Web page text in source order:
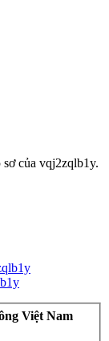
của vqj2zqlb1y.
Việt Nam